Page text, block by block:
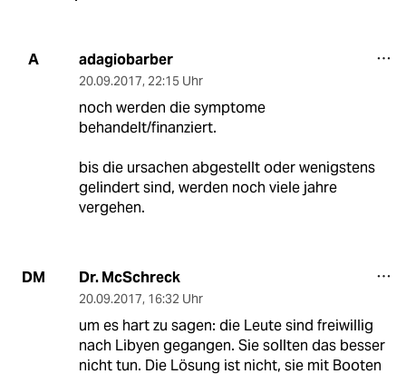
A adagiobarber
20.09.2017, 22:15 Uhr
noch werden die symptome
behandelt/finanziert.
bis die ursachen abgestellt oder wenigstens
gelindert sind, werden noch viele jahre
vergehen.
DM Dr. McSchreck
20.09.2017, 16:32 Uhr
um es hart zu sagen: die Leute sind freiwillig
nach Libyen gegangen. Sie sollten das besser
nicht tun. Die Lösung ist nicht, sie mit Booten